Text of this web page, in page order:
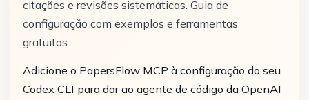
citações e revisões sistemáticas. Guia de
configuração com exemplos e ferramentas
gratuitas.
Adicione o PapersFlow MCP à configuração do seu
Codex CLI para dar ao agente de código da OpenAI